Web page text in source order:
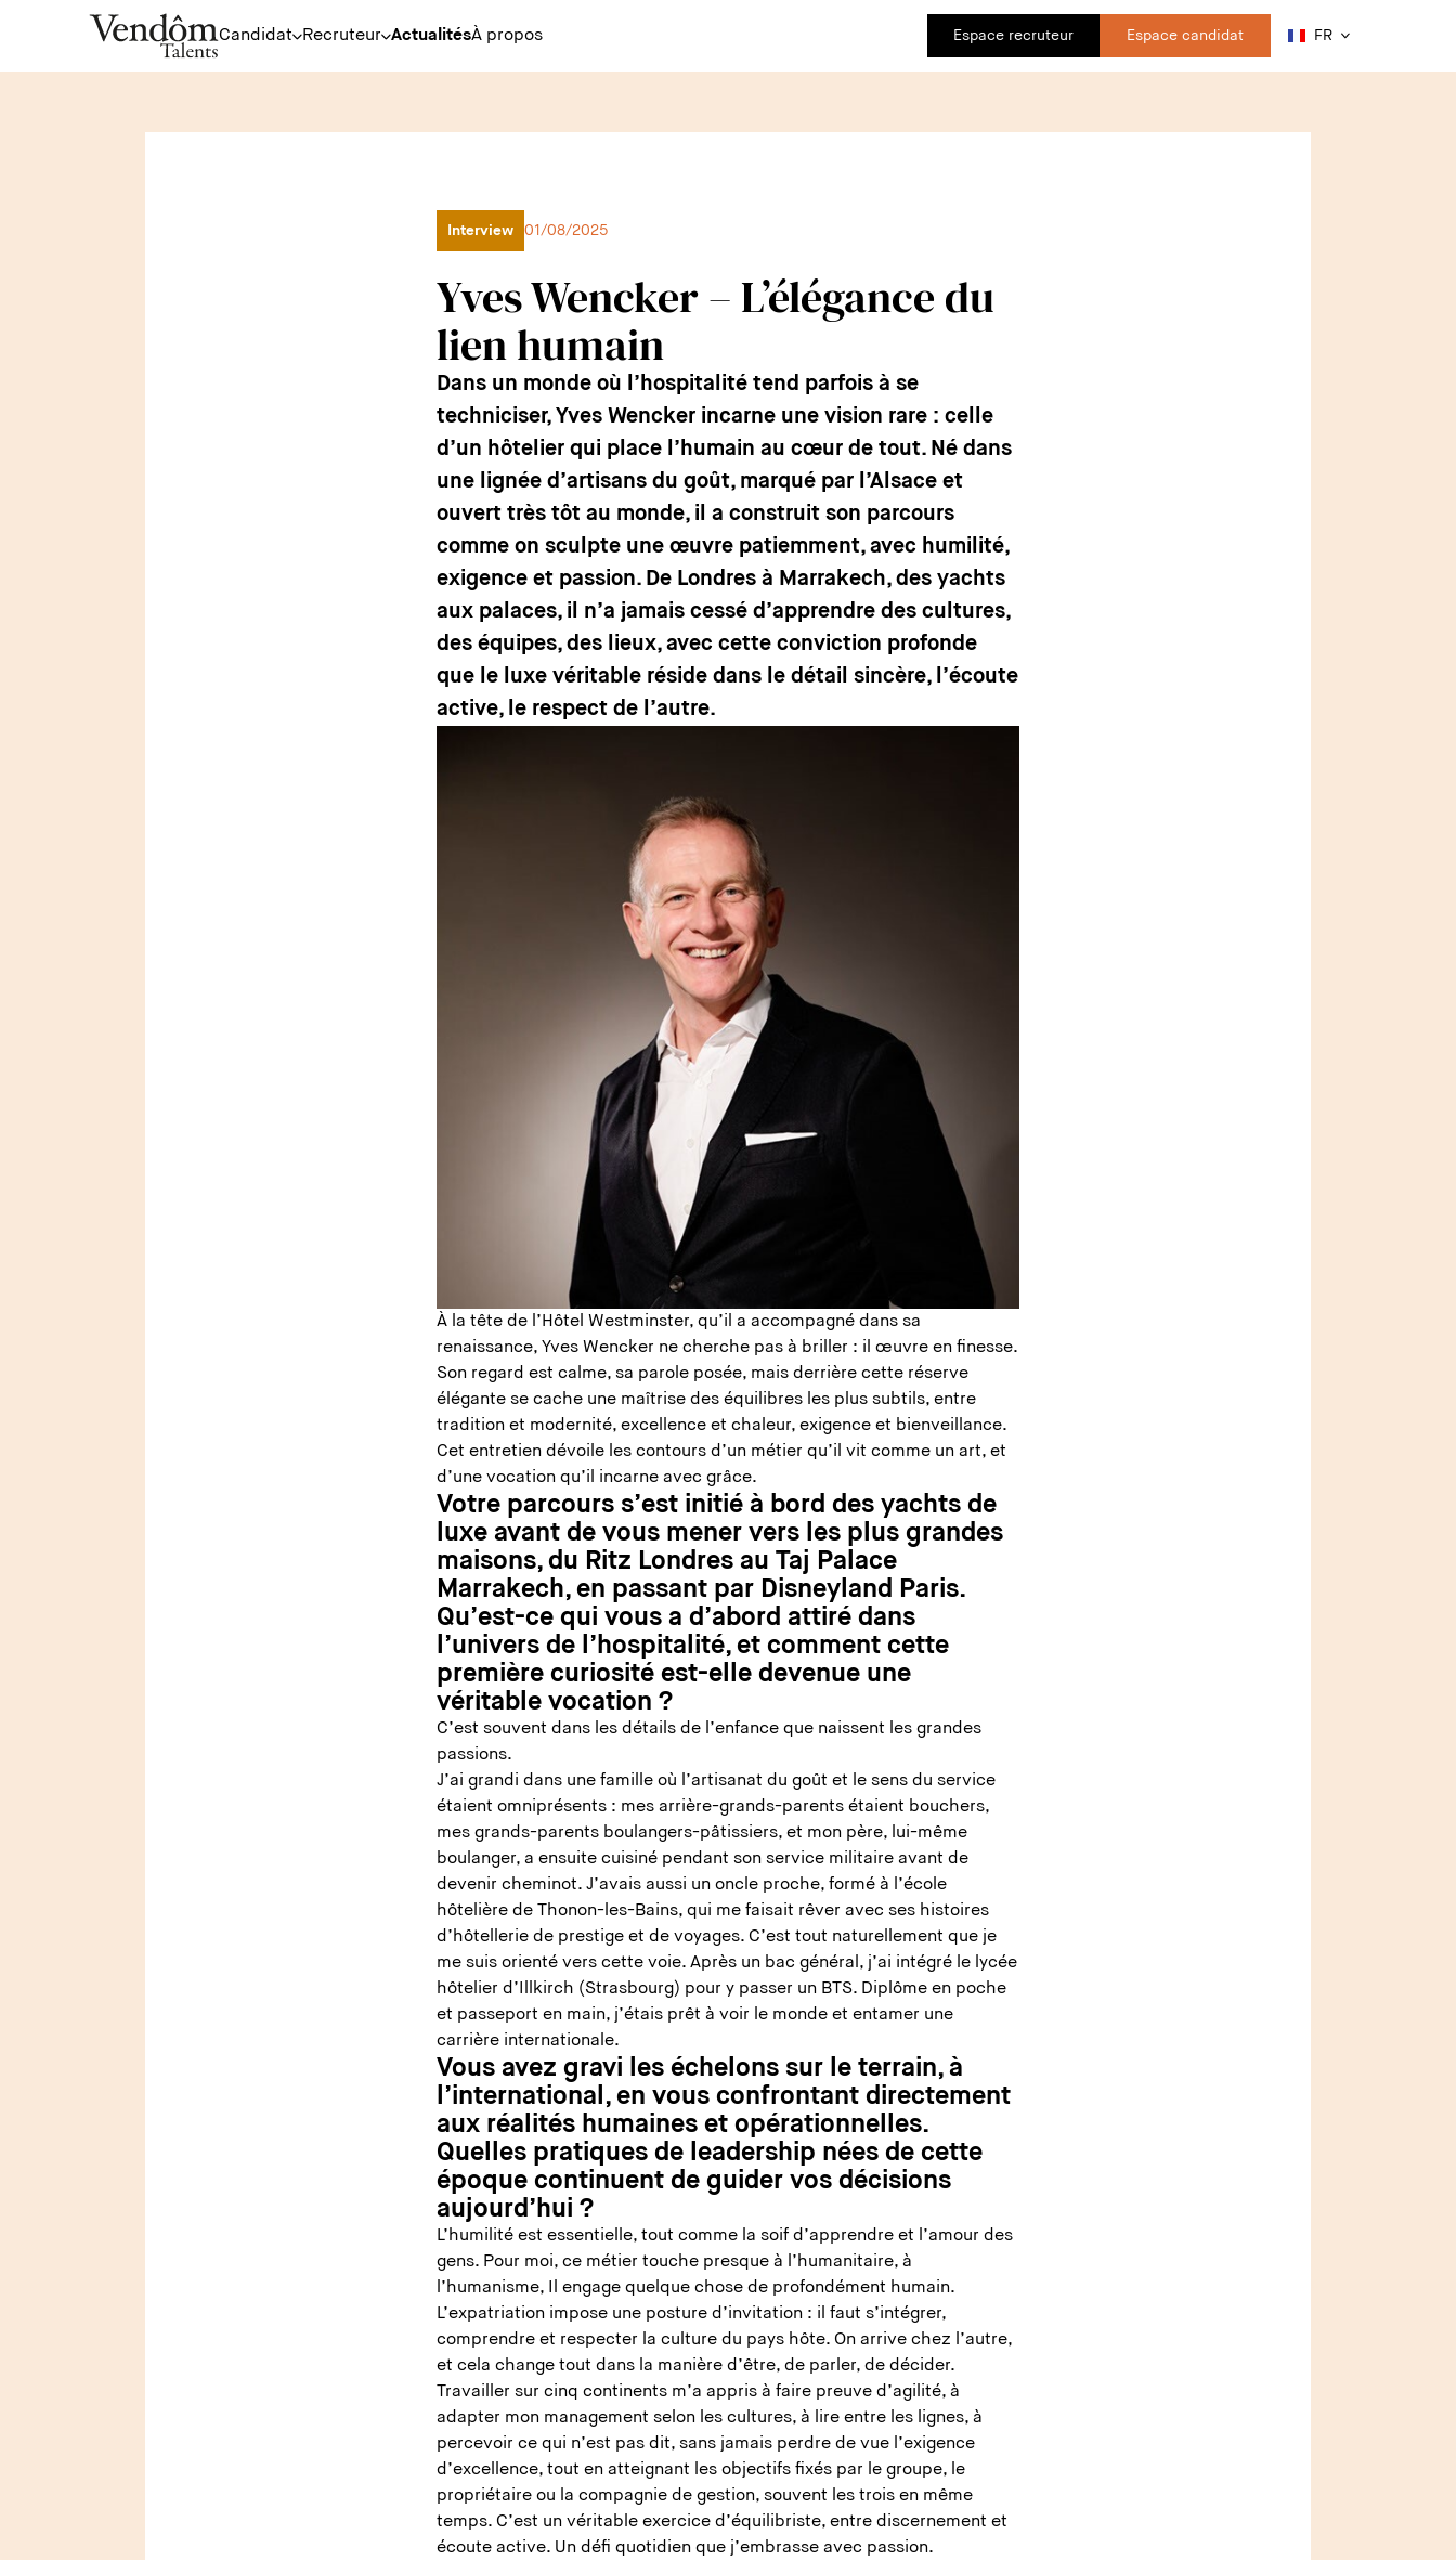
Candidat Recruteur ActualitésÀ propos Espace recruteur Espace candidat FR
Interview 01/08/2025
Yves Wencker – L’élégance du
lien humain
Dans un monde où l’hospitalité tend parfois à se
techniciser, Yves Wencker incarne une vision rare : celle
d’un hôtelier qui place l’humain au cœur de tout. Né dans
une lignée d’artisans du goût, marqué par l’Alsace et
ouvert très tôt au monde, il a construit son parcours
comme on sculpte une œuvre patiemment, avec humilité,
exigence et passion. De Londres à Marrakech, des yachts
aux palaces, il n’a jamais cessé d’apprendre des cultures,
des équipes, des lieux, avec cette conviction profonde
que le luxe véritable réside dans le détail sincère, l’écoute
active, le respect de l’autre.
À la tête de l’Hôtel Westminster, qu’il a accompagné dans sa
renaissance, Yves Wencker ne cherche pas à briller : il œuvre en finesse.
Son regard est calme, sa parole posée, mais derrière cette réserve
élégante se cache une maîtrise des équilibres les plus subtils, entre
tradition et modernité, excellence et chaleur, exigence et bienveillance.
Cet entretien dévoile les contours d’un métier qu’il vit comme un art, et
d’une vocation qu’il incarne avec grâce.
Votre parcours s’est initié à bord des yachts de
luxe avant de vous mener vers les plus grandes
maisons, du Ritz Londres au Taj Palace
Marrakech, en passant par Disneyland Paris.
Qu’est-ce qui vous a d’abord attiré dans
l’univers de l’hospitalité, et comment cette
première curiosité est-elle devenue une
véritable vocation ?
C’est souvent dans les détails de l’enfance que naissent les grandes
passions.
J’ai grandi dans une famille où l’artisanat du goût et le sens du service
étaient omniprésents : mes arrière-grands-parents étaient bouchers,
mes grands-parents boulangers-pâtissiers, et mon père, lui-même
boulanger, a ensuite cuisiné pendant son service militaire avant de
devenir cheminot. J’avais aussi un oncle proche, formé à l’école
hôtelière de Thonon-les-Bains, qui me faisait rêver avec ses histoires
d’hôtellerie de prestige et de voyages. C’est tout naturellement que je
me suis orienté vers cette voie. Après un bac général, j’ai intégré le lycée
hôtelier d’Illkirch (Strasbourg) pour y passer un BTS. Diplôme en poche
et passeport en main, j’étais prêt à voir le monde et entamer une
carrière internationale.
Vous avez gravi les échelons sur le terrain, à
l’international, en vous confrontant directement
aux réalités humaines et opérationnelles.
Quelles pratiques de leadership nées de cette
époque continuent de guider vos décisions
aujourd’hui ?
L’humilité est essentielle, tout comme la soif d’apprendre et l’amour des
gens. Pour moi, ce métier touche presque à l’humanitaire, à
l’humanisme, Il engage quelque chose de profondément humain.
L’expatriation impose une posture d’invitation : il faut s’intégrer,
comprendre et respecter la culture du pays hôte. On arrive chez l’autre,
et cela change tout dans la manière d’être, de parler, de décider.
Travailler sur cinq continents m’a appris à faire preuve d’agilité, à
adapter mon management selon les cultures, à lire entre les lignes, à
percevoir ce qui n’est pas dit, sans jamais perdre de vue l’exigence
d’excellence, tout en atteignant les objectifs fixés par le groupe, le
propriétaire ou la compagnie de gestion, souvent les trois en même
temps. C’est un véritable exercice d’équilibriste, entre discernement et
écoute active. Un défi quotidien que j’embrasse avec passion.